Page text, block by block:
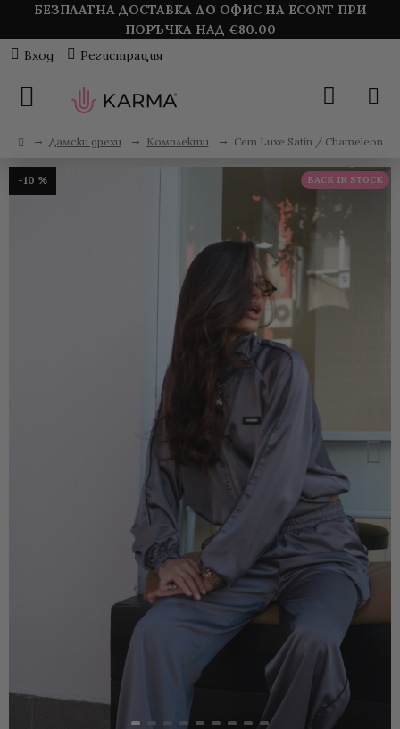
БЕЗПЛАТНА ДОСТАВКА ДО ОФИС НА ECONT ПРИ
ПОРЪЧКА НАД €80.00
Вход
Регистрация
Дамски дрехи Комплекти Сет Luxe Satin / Chameleon
BACK IN STOCK
-10 %